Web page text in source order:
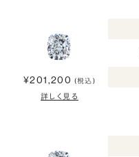
¥201,200 (税込)
詳しく見る